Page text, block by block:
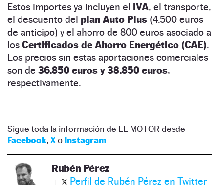
Estos importes ya incluyen el IVA, el transporte,
el descuento del plan Auto Plus (4.500 euros
de anticipo) y el ahorro de 800 euros asociado a
los Certificados de Ahorro Energético (CAE).
Los precios sin estas aportaciones comerciales
son de 36.850 euros y 38.850 euros,
respectivamente.
Sigue toda la información de EL MOTOR desde
Facebook, Xo Instagram
Rubén Pérez
Perfil de Rubén Pérez en Twitter